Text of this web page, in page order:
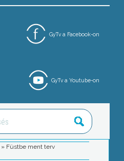
GyTv a Facebook-on
GyTv a Youtube-on
» Füstbe ment terv